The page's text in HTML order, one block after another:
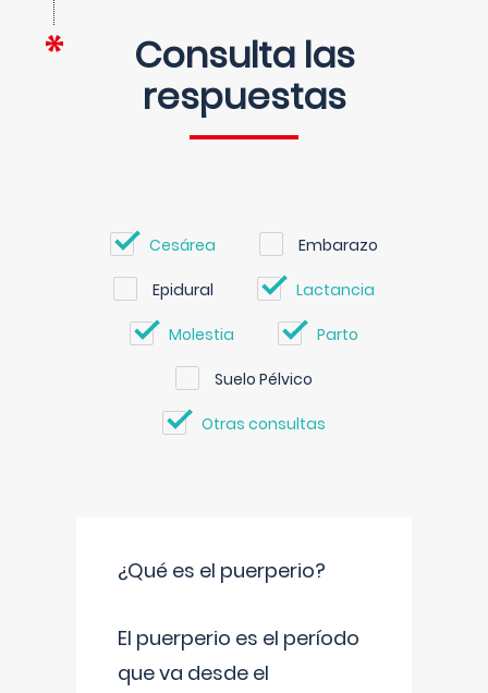
Consulta las
respuestas
Cesárea Embarazo
Epidural Lactancia
Molestia Parto
Suelo Pélvico
Otras consultas
¿Qué es el puerperio?
El puerperio es el período
que va desde el